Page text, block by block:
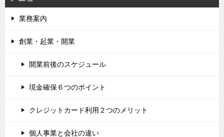
業務案内
創業・起業・開業
開業前後のスケジュール
現金確保６つのポイント
クレジットカード利用２つのメリット
個人事業と会社の違い